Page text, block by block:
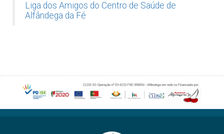
Liga dos Amigos do Centro de Saúde de
Alfândega da Fé